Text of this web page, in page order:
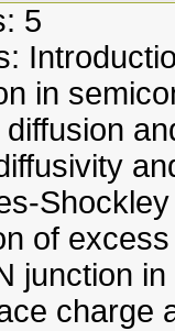
5
in
of
junction
charge